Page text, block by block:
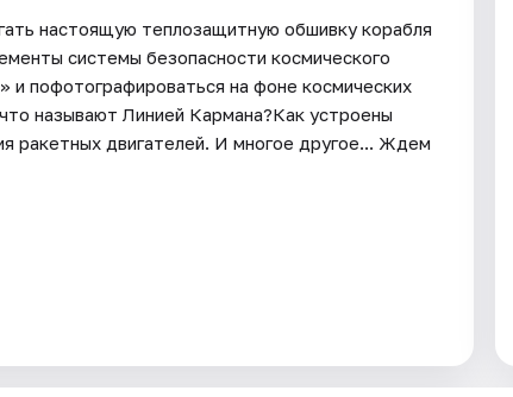
настоящую теплозащитную обшивку корабля
системы безопасности космического
пофотографироваться на фоне космических
называют Линией Кармана?Как устроены
ракетных двигателей. И многое другое... Ждем